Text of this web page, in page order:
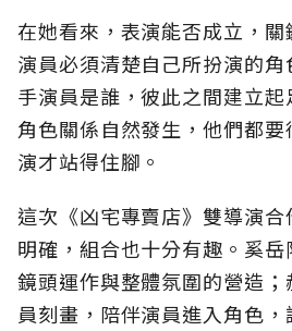
在她看來，表演能否成立，關
演員必須清楚自己所扮演的
手演員是誰，彼此之間建立
角色關係自然發生，他們都
演才站得住腳。
這次《凶宅專賣店》雙導演
明確，組合也十分有趣。奚岳
鏡頭運作與整體氛圍的營造
員刻畫，陪伴演員進入角色